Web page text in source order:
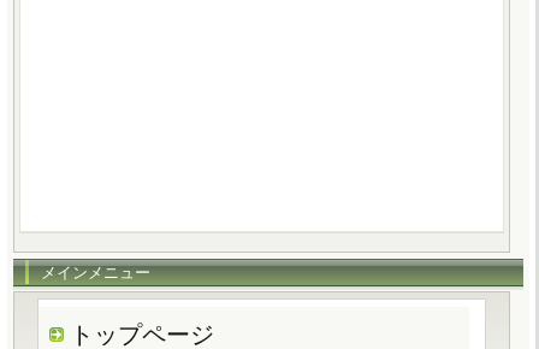
メインメニュー
トップページ